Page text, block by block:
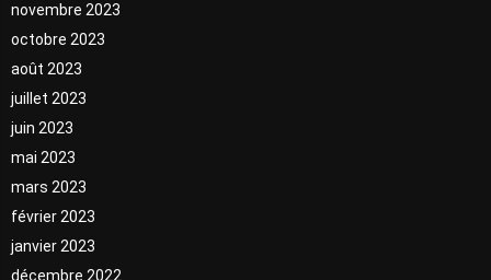
novembre 2023
octobre 2023
août 2023
juillet 2023
juin 2023
mai 2023
mars 2023
février 2023
janvier 2023
décembre 2022